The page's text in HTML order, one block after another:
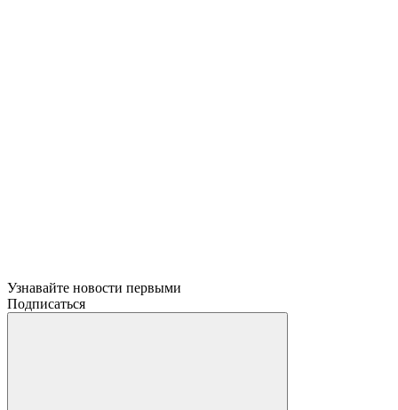
Узнавайте новости первыми
Подписаться